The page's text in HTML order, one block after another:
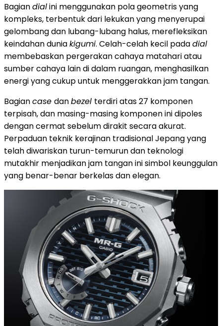
Bagiandialini menggunakan pola geometris yang
kompleks, terbentuk dari lekukan yang menyerupai
gelombang dan lubang-lubang halus, merefleksikan
keindahan duniakigumi. Celah-celah kecil padadial
membebaskan pergerakan cahaya matahari atau
sumber cahaya lain di dalam ruangan, menghasilkan
energi yang cukup untuk menggerakkan jam tangan.
Bagiancase danbezel terdiri atas 27 komponen
terpisah, dan masing-masing komponen ini dipoles
dengan cermat sebelum dirakit secara akurat.
Perpaduan teknik kerajinan tradisional Jepang yang
telah diwariskan turun-temurun dan teknologi
mutakhir menjadikan jam tangan ini simbol keunggulan
yang benar-benar berkelas dan elegan.